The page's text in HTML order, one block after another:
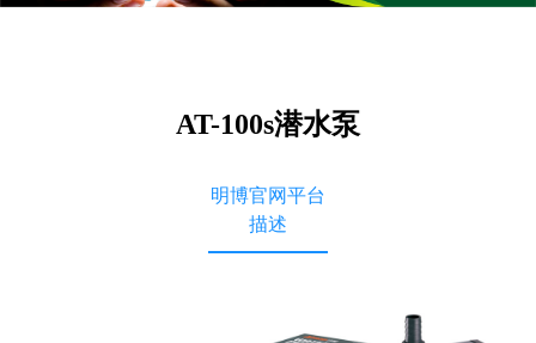
AT-100s潜水泵
明博官网平台
描述